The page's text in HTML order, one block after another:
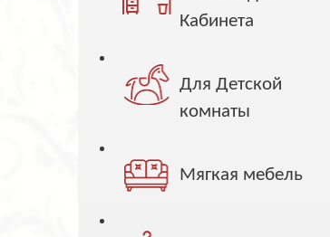
Кабинета
Для Детской
комнаты
Мягкая мебель